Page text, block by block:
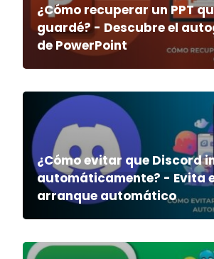
¿Cómo recuperar un PPT
guardé? - Descubre el
de PowerPoint
¿Cómo evitar que Discord
automáticamente? - Evita
arranque automático